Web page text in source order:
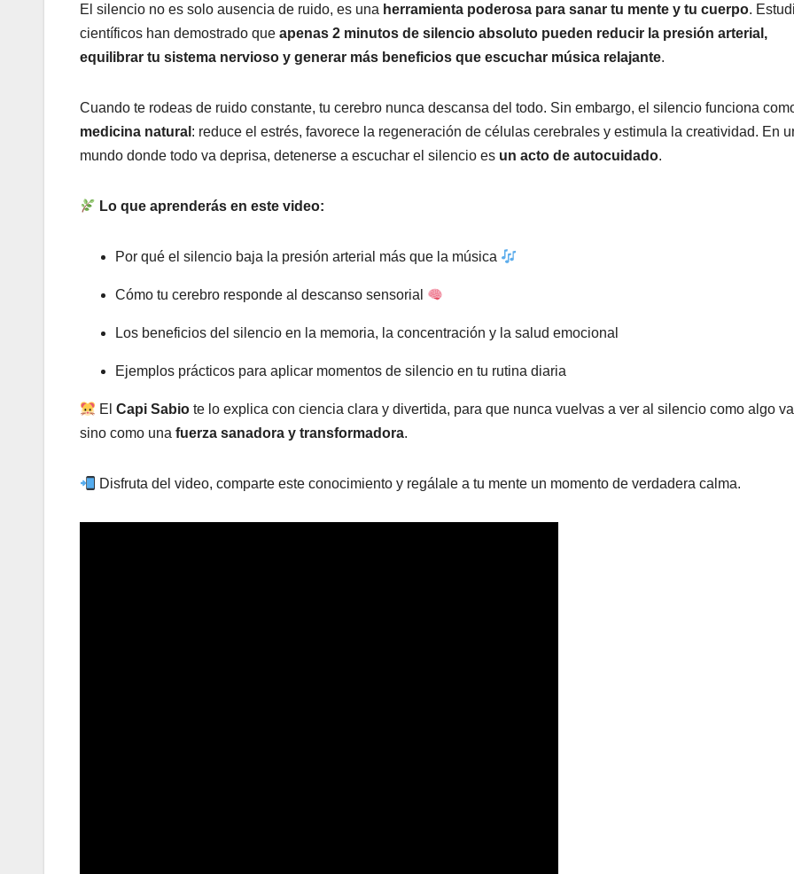
El silencio no es solo ausencia de ruido, es una herramienta poderosa para sanar tu mente y tu cuerpo.
científicos han demostrado que apenas 2 minutos de silencio absoluto pueden reducir la presión arterial,
equilibrar tu sistema nervioso y generar más beneficios que escuchar música relajante.
Cuando te rodeas de ruido constante, tu cerebro nunca descansa del todo. Sin embargo, el silencio funciona
medicina natural : reduce el estrés, favorece la regeneración de células cerebrales y estimula la creatividad. En
mundo donde todo va deprisa, detenerse a escuchar el silencio es un acto de autocuidado.
Lo que aprenderás en este video:
Por qué el silencio baja la presión arterial más que la música
Cómo tu cerebro responde al descanso sensorial
Los beneficios del silencio en la memoria, la concentración y la salud emocional
Ejemplos prácticos para aplicar momentos de silencio en tu rutina diaria
ElCapi Sabio te lo explica con ciencia clara y divertida, para que nunca vuelvas a ver al silencio como algo
sino como una fuerza sanadora y transformadora.
Disfruta del video, comparte este conocimiento y regálale a tu mente un momento de verdadera calma.